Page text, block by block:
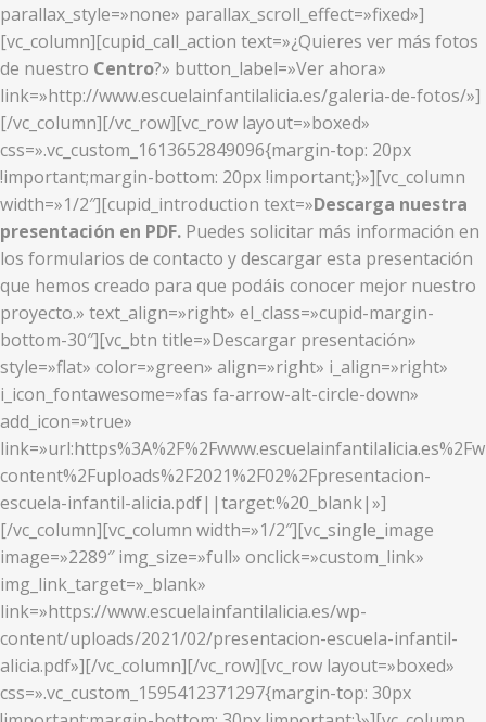
parallax_style=»none» parallax_scroll_effect=»fixed»]
[vc_column][cupid_call_action text=»¿Quieres ver más fotos
de nuestro Centro?» button_label=»Ver ahora»
link=»http://www.escuelainfantilalicia.es/galeria-de-fotos/»]
[/vc_column][/vc_row][vc_row layout=»boxed»
css=».vc_custom_1613652849096{margin-top: 20px
!important;margin-bottom: 20px !important;}»][vc_column
width=»1/2″][cupid_introduction text=»Descarga nuestra
presentación en PDF. Puedes solicitar más información en
los formularios de contacto y descargar esta presentación
que hemos creado para que podáis conocer mejor nuestro
proyecto.» text_align=»right» el_class=»cupid-margin-
bottom-30″][vc_btn title=»Descargar presentación»
style=»flat» color=»green» align=»right» i_align=»right»
i_icon_fontawesome=»fas fa-arrow-alt-circle-down»
add_icon=»true»
content%2Fuploads%2F2021%2F02%2Fpresentacion-
escuela-infantil-alicia.pdf||target:%20_blank|»]
[/vc_column][vc_column width=»1/2″][vc_single_image
image=»2289″ img_size=»full» onclick=»custom_link»
img_link_target=»_blank»
link=»https://www.escuelainfantilalicia.es/wp-
content/uploads/2021/02/presentacion-escuela-infantil-
alicia.pdf»][/vc_column][/vc_row][vc_row layout=»boxed»
css=».vc_custom_1595412371297{margin-top: 30px